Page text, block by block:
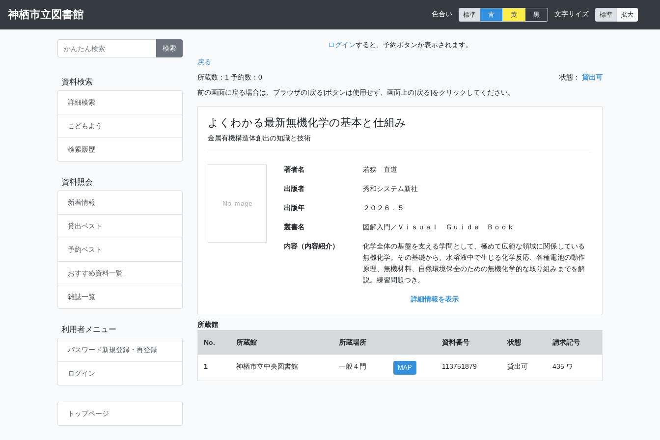
神栖市立図書館 色合い 標準 青 黄 黒 文字サイズ 標準 拡大
検索
資料検索
詳細検索
こどもよう
検索履歴
資料照会
新着情報
貸出ベスト
予約ベスト
おすすめ資料一覧
雑誌一覧
利用者メニュー
パスワード新規登録・再登録
ログイン
トップページ
ログインすると、予約ボタンが表示されます。
戻る
所蔵数：1 予約数：0 状態：
貸出可
前の画面に戻る場合は、ブラウザの[戻る]ボタンは使用せず、画面上の[戻る]をクリックしてください。
よくわかる最新無機化学の基本と仕組み
金属有機構造体創出の知識と技術
No image
著者名 若狭 直道
出版者 秀和システム新社
出版年 ２０２６．５
叢書名 図解入門／Ｖｉｓｕａｌ Ｇｕｉｄｅ Ｂｏｏｋ
内容（内容紹介）
化学全体の基盤を支える学問として、極めて広範な領域に関係している
無機化学。その基礎から、水溶液中で生じる化学反応、各種電池の動作
原理、無機材料、自然環境保全のための無機化学的な取り組みまでを解
説。練習問題つき。
詳細情報を表示
所蔵館
No. 所蔵館 所蔵場所 資料番号 状態 請求記号
1 神栖市立中央図書館 一般４門 MAP 113751879 貸出可 435 ワ